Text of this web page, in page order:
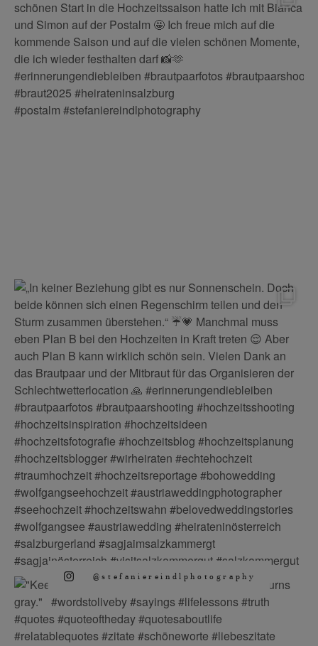
@stefaniereindlphotography